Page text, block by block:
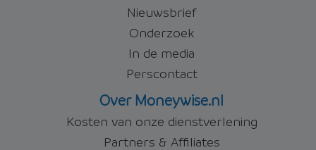
Nieuwsbrief
Onderzoek
In de media
Perscontact
Over Moneywise.nl
Kosten van onze dienstverlening
Partners & Affiliates